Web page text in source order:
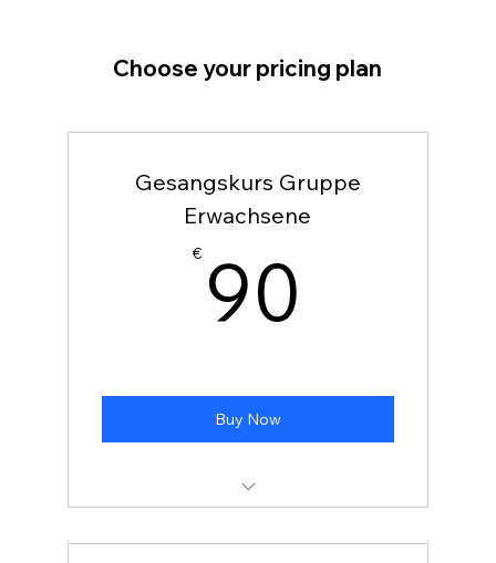
Choose your pricing plan
Gesangskurs Gruppe
Erwachsene
€ 90
Buy Now